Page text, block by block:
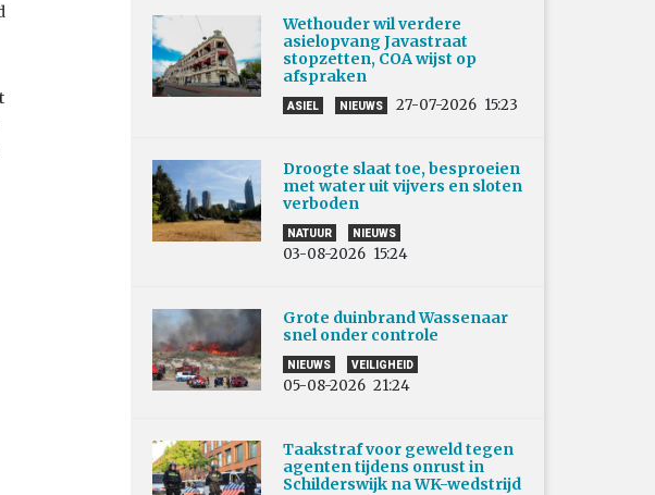
Wethouder wil verdere
asielopvang Javastraat
stopzetten, COA wijst op
afspraken
ASIEL NIEUWS 27-07-2026 15:23
Droogte slaat toe, besproeien
met water uit vijvers en sloten
verboden
NATUUR NIEUWS
03-08-2026 15:24
Grote duinbrand Wassenaar
snel onder controle
NIEUWS VEILIGHEID
05-08-2026 21:24
Taakstraf voor geweld tegen
agenten tijdens onrust in
Schilderswijk na WK-wedstrijd